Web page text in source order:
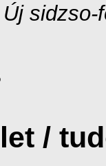
Új sidzso-
/